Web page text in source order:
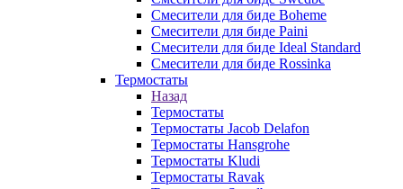
Смесители для биде Boheme
Смесители для биде Paini
Смесители для биде Ideal Standard
Смесители для биде Rossinka
Термостаты
Назад
Термостаты
Термостаты Jacob Delafon
Термостаты Hansgrohe
Термостаты Kludi
Термостаты Ravak